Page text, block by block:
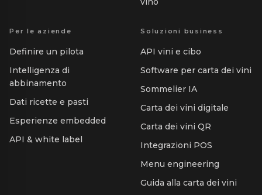
Per le aziende
Definire un pilota
Intelligenza di
abbinamento
Dati ricette e pasti
Esperienze embedded
API & white label
Soluzioni business
API vini e cibo
Software per carta dei vini
Sommelier IA
Carta dei vini digitale
Carta dei vini QR
Integrazioni POS
Menu engineering
Guida alla carta dei vini